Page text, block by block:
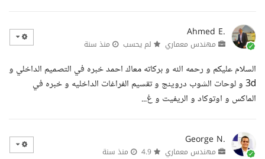
Ahmed E.
مهندس معماري لم يحسب منذ سنة
السلام عليكم و رحمه الله و بركاته معاك احمد خبره في التصميم الداخلي و
3d و لوحات الشوب دروينج و تقسيم الفراغات الداخليه و خبره في
الماكس و اوتوكاد و الريفيت و غ...
George N.
مهندس معماري منذ سنة